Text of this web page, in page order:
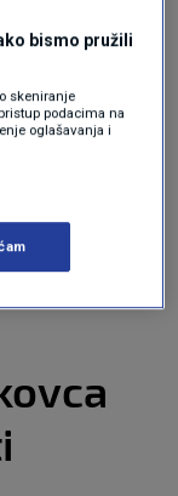
ovdje u
doznaje
240.000
bismo pružili
skeniranje
podacima na
oglašavanja i